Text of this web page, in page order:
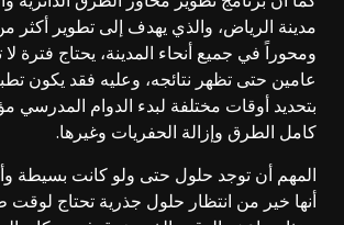
ومحوراً في جميع أنحاء المدينة، يحتاج فترة
عامين حتى تظهر نتائجه، وعليه فقد يكون
بتحديد أوقات مختلفة لبدء الدوام المدرسي
كامل الطرق وإزالة الحفريات وغيرها.
المهم أن توجد حلول حتى ولو كانت بسيطة
أنها خير من انتظار حلول جذرية تحتاج لوقت